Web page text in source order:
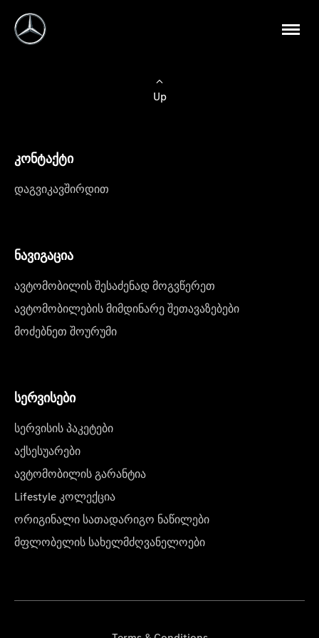
Up
კონტაქტი
დაგვიკავშირდით
ნავიგაცია
ავტომობილის შესაძენად მოგვწერეთ
ავტომობილების მიმდინარე შეთავაზებები
მოძებნეთ შოურუმი
სერვისები
სერვისის პაკეტები
აქსესუარები
ავტომობილის გარანტია
Lifestyle კოლექცია
ორიგინალი სათადარიგო ნაწილები
მფლობელის სახელმძღვანელოები